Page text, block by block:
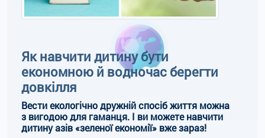
Як навчити дитину бути
економною й водночас берегти
довкілля
Вести екологічно дружній спосіб життя можна
з вигодою для гаманця. І ви можете навчити
дитину азів «зеленої економії» вже зараз!